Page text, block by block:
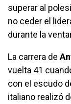
superar al
no ceder el
durante la
La carrera de
vuelta 41
con el escudo
italiano realizó